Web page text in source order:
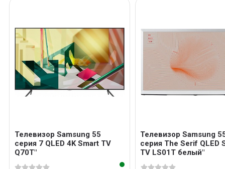
Телевизор Samsung 55
серия 7 QLED 4K Smart TV
Q70T"
Телевизор Samsung
серия The Serif QLED
TV LS01T белый"